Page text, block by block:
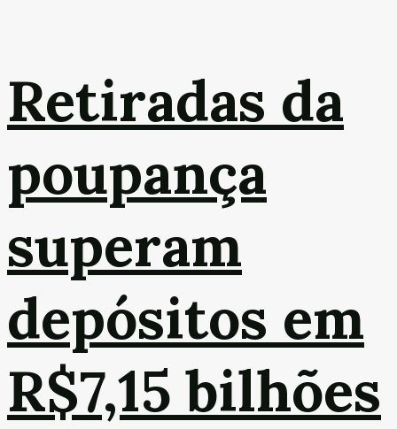
Retiradas da
poupança
superam
depósitos em
R$7,15 bilhões